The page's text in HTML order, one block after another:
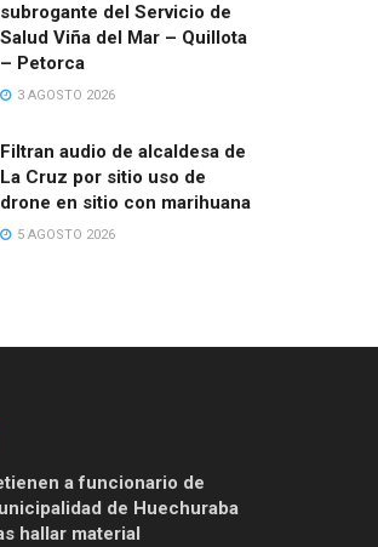
subrogante del Servicio de
Salud Viña del Mar – Quillota
– Petorca
3 AGOSTO 2026
Filtran audio de alcaldesa de
La Cruz por sitio uso de
drone en sitio con marihuana
5 AGOSTO 2026
a funcionario de
de Huechuraba
hallar material